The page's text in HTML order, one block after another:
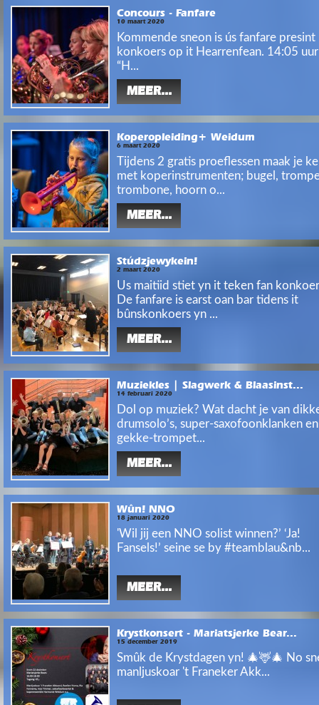
Concours - Fanfare
10 maart 2020
Kommende sneon is ús fanfare
konkoers op it Hearrenfean. 14:05 uur
“H...
MEER...
Koperopleiding+ Weidum
6 maart 2020
Tijdens 2 gratis proeflessen maak je
met koperinstrumenten; bugel,
trombone, hoorn o...
MEER...
Stúdzjewykein!
2 maart 2020
Us maitiid stiet yn it teken fan
De fanfare is earst oan bar tidens it
bûnskonkoers yn ...
MEER...
Muziekles | Slagwerk & Blaasinst...
14 februari 2020
Dol op muziek? Wat dacht je van
drumsolo’s, super-saxofoonklanken
gekke-trompet...
MEER...
Wûn! NNO
18 januari 2020
'Wil jij een NNO solist winnen?’ ‘Ja!
Fansels!’ seine se by #teamblau&nb...
MEER...
Krystkonsert - Mariatsjerke Bear...
15 december 2019
Smûk de Krystdagen yn! 🎄🦌🎄 No
manljuskoar 't Franeker Akk...